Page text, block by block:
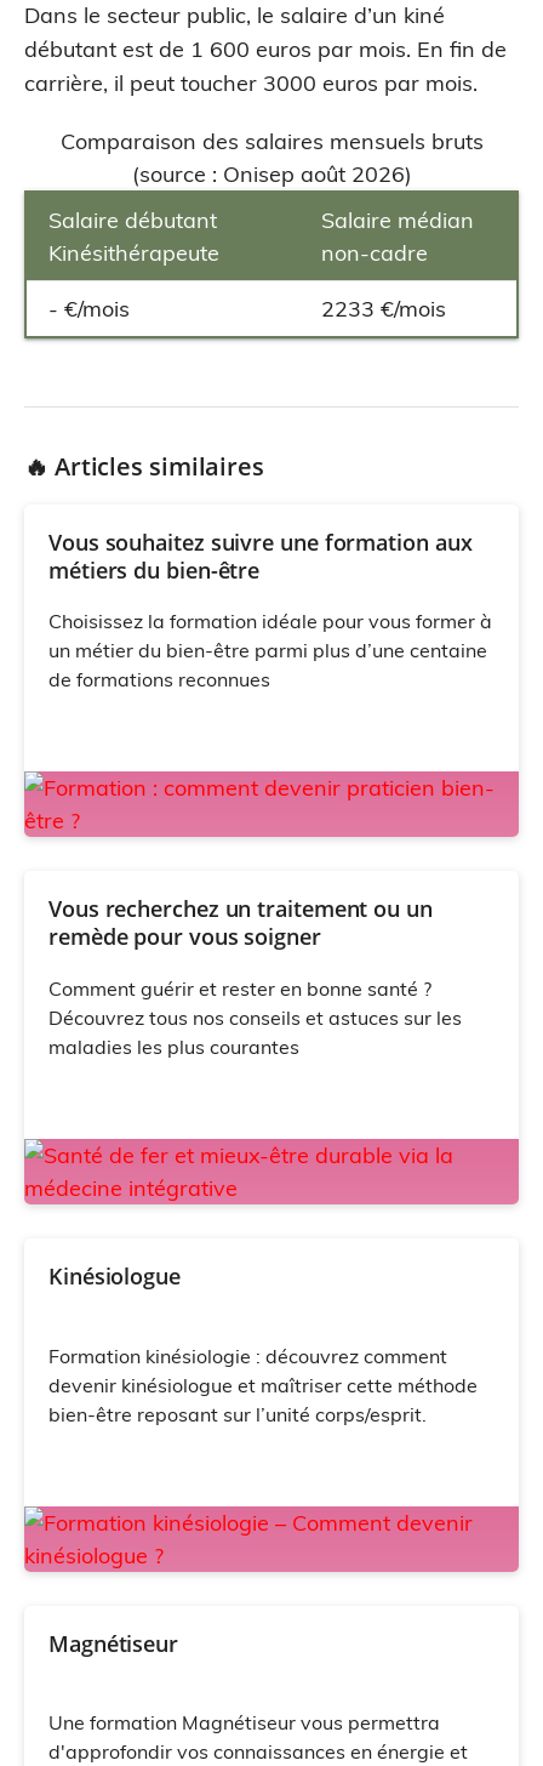
Dans le secteur public, le salaire d’un kiné
débutant est de 1 600 euros par mois. En fin de
carrière, il peut toucher 3000 euros par mois.
Comparaison des salaires mensuels bruts
(source : Onisep août 2026)
Salaire débutant
Kinésithérapeute
Salaire médian
non-cadre
- €/mois
2233 €/mois
🔥 Articles similaires
Vous souhaitez suivre une formation aux
métiers du bien-être
Choisissez la formation idéale pour vous former à
un métier du bien-être parmi plus d’une centaine
de formations reconnues
Vous recherchez un traitement ou un
remède pour vous soigner
Comment guérir et rester en bonne santé ?
Découvrez tous nos conseils et astuces sur les
maladies les plus courantes
Kinésiologue
Formation kinésiologie : découvrez comment
devenir kinésiologue et maîtriser cette méthode
bien-être reposant sur l’unité corps/esprit.
Magnétiseur
Une formation Magnétiseur vous permettra
d'approfondir vos connaissances en énergie et